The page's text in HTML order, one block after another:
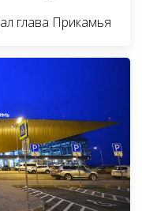
глава Прикамья